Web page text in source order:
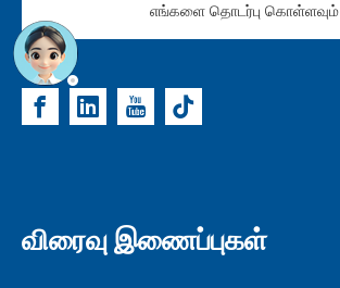
எங்களை தொடர்பு கொள்ளவும்
விரைவு இணைப்புகள்